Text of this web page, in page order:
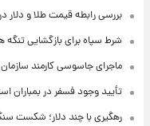
بررسی رابطه قیمت طلا و دلار
شرط سپاه برای بازگشایی تنگه
ماجرای جاسوسی کارمند
تأیید وجود فسفر در بمباران
رهگیری با چند دلار؛ شکست